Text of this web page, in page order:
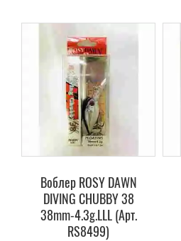
Воблер ROSY DAWN
DIVING CHUBBY 38
38mm-4.3g.LLL (Арт.
RS8499)